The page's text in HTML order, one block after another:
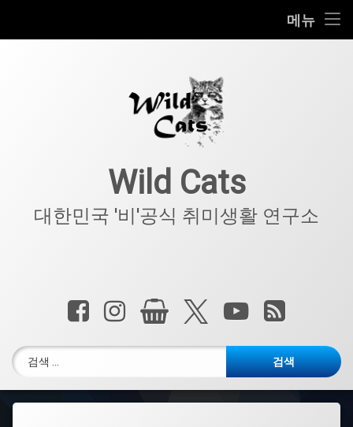
메뉴
반려동물
Wild Cats
대한민국 '비'공식 취미생활 연구소
페이스북인스타그램
상점 X.comYouTube
RSS